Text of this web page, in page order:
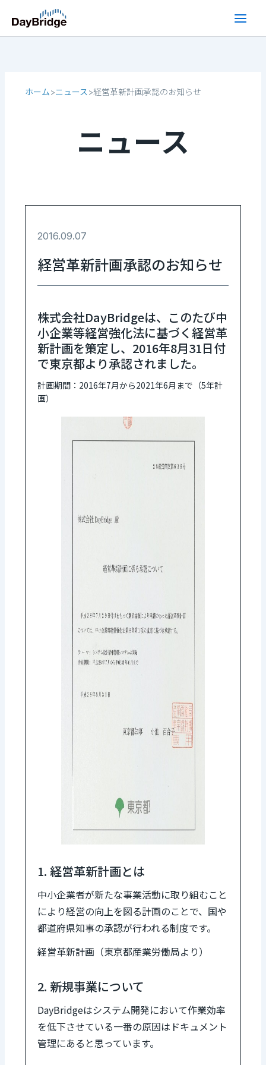
を
ホーム>ニュース >経営革新計画承認のお知らせ
ニュース
2016.09.07
経営革新計画承認のお知らせ
株式会社DayBridgeは、このたび中
小企業等経営強化法に基づく経営革
新計画を策定し、2016年8月31日付
で東京都より承認されました。
計画期間：2016年7月から2021年6月まで（5年計
画）
1. 経営革新計画とは
中小企業者が新たな事業活動に取り組むこと
により経営の向上を図る計画のことで、国や
都道府県知事の承認が行われる制度です。
経営革新計画（東京都産業労働局より）
2. 新規事業について
DayBridgeはシステム開発において作業効率
を低下させている一番の原因はドキュメント
管理にあると思っています。